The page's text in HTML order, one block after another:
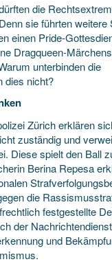
die
sie führten weitere
einen Pride-
Dragqueen-
unterbinden die
dies nicht?
Zürich erklären
zuständig und
Diese spielt den Ball
Berina Repesa
die
festgestellte
der
und